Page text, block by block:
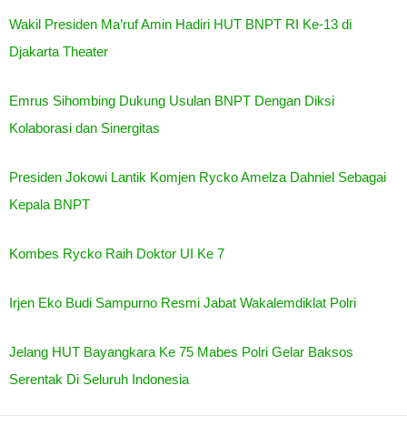
Wakil Presiden Ma’ruf Amin Hadiri HUT BNPT RI Ke-13 di
Djakarta Theater
Emrus Sihombing Dukung Usulan BNPT Dengan Diksi
Kolaborasi dan Sinergitas
Presiden Jokowi Lantik Komjen Rycko Amelza Dahniel Sebagai
Kepala BNPT
Kombes Rycko Raih Doktor UI Ke 7
Irjen Eko Budi Sampurno Resmi Jabat Wakalemdiklat Polri
Jelang HUT Bayangkara Ke 75 Mabes Polri Gelar Baksos
Serentak Di Seluruh Indonesia